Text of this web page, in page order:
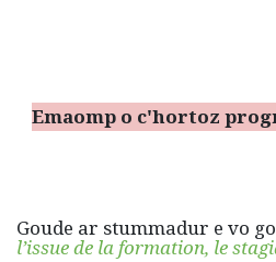
Emaomp o c'hortoz
Goude ar stummadur e vo
l’issue de la formation, le